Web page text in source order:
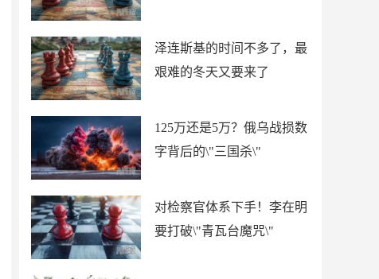
泽连斯基的时间不多了，最
艰难的冬天又要来了
125万还是5万？俄乌战损数
字背后的\"三国杀\"
对检察官体系下手！李在明
要打破\"青瓦台魔咒\"